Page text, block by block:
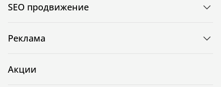
SEO продвижение
Реклама
Акции